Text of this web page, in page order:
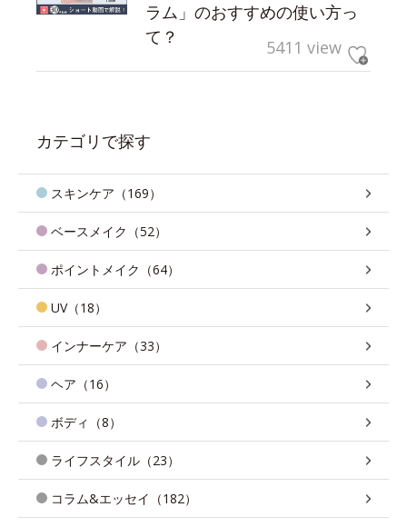
ラム」のおすすめの使い方っ
て？
5411 view
カテゴリで探す
スキンケア（169）
ベースメイク（52）
ポイントメイク（64）
UV（18）
インナーケア（33）
ヘア（16）
ボディ（8）
ライフスタイル（23）
コラム&エッセイ（182）